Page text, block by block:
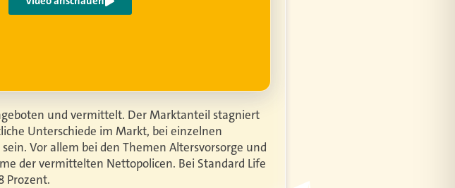
und vermittelt. Der Marktanteil stagniert
Unterschiede im Markt, bei einzelnen
Vor allem bei den Themen Altersvorsorge und
der vermittelten Nettopolicen. Bei Standard Life
Prozent.